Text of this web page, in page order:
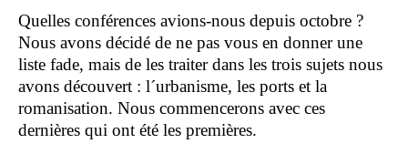
Quelles conférences avions-nous depuis octobre ?
Nous avons décidé de ne pas vous en donner une
liste fade, mais de les traiter dans les trois sujets nous
avons découvert : l´urbanisme, les ports et la
romanisation. Nous commencerons avec ces
dernières qui ont été les premières.